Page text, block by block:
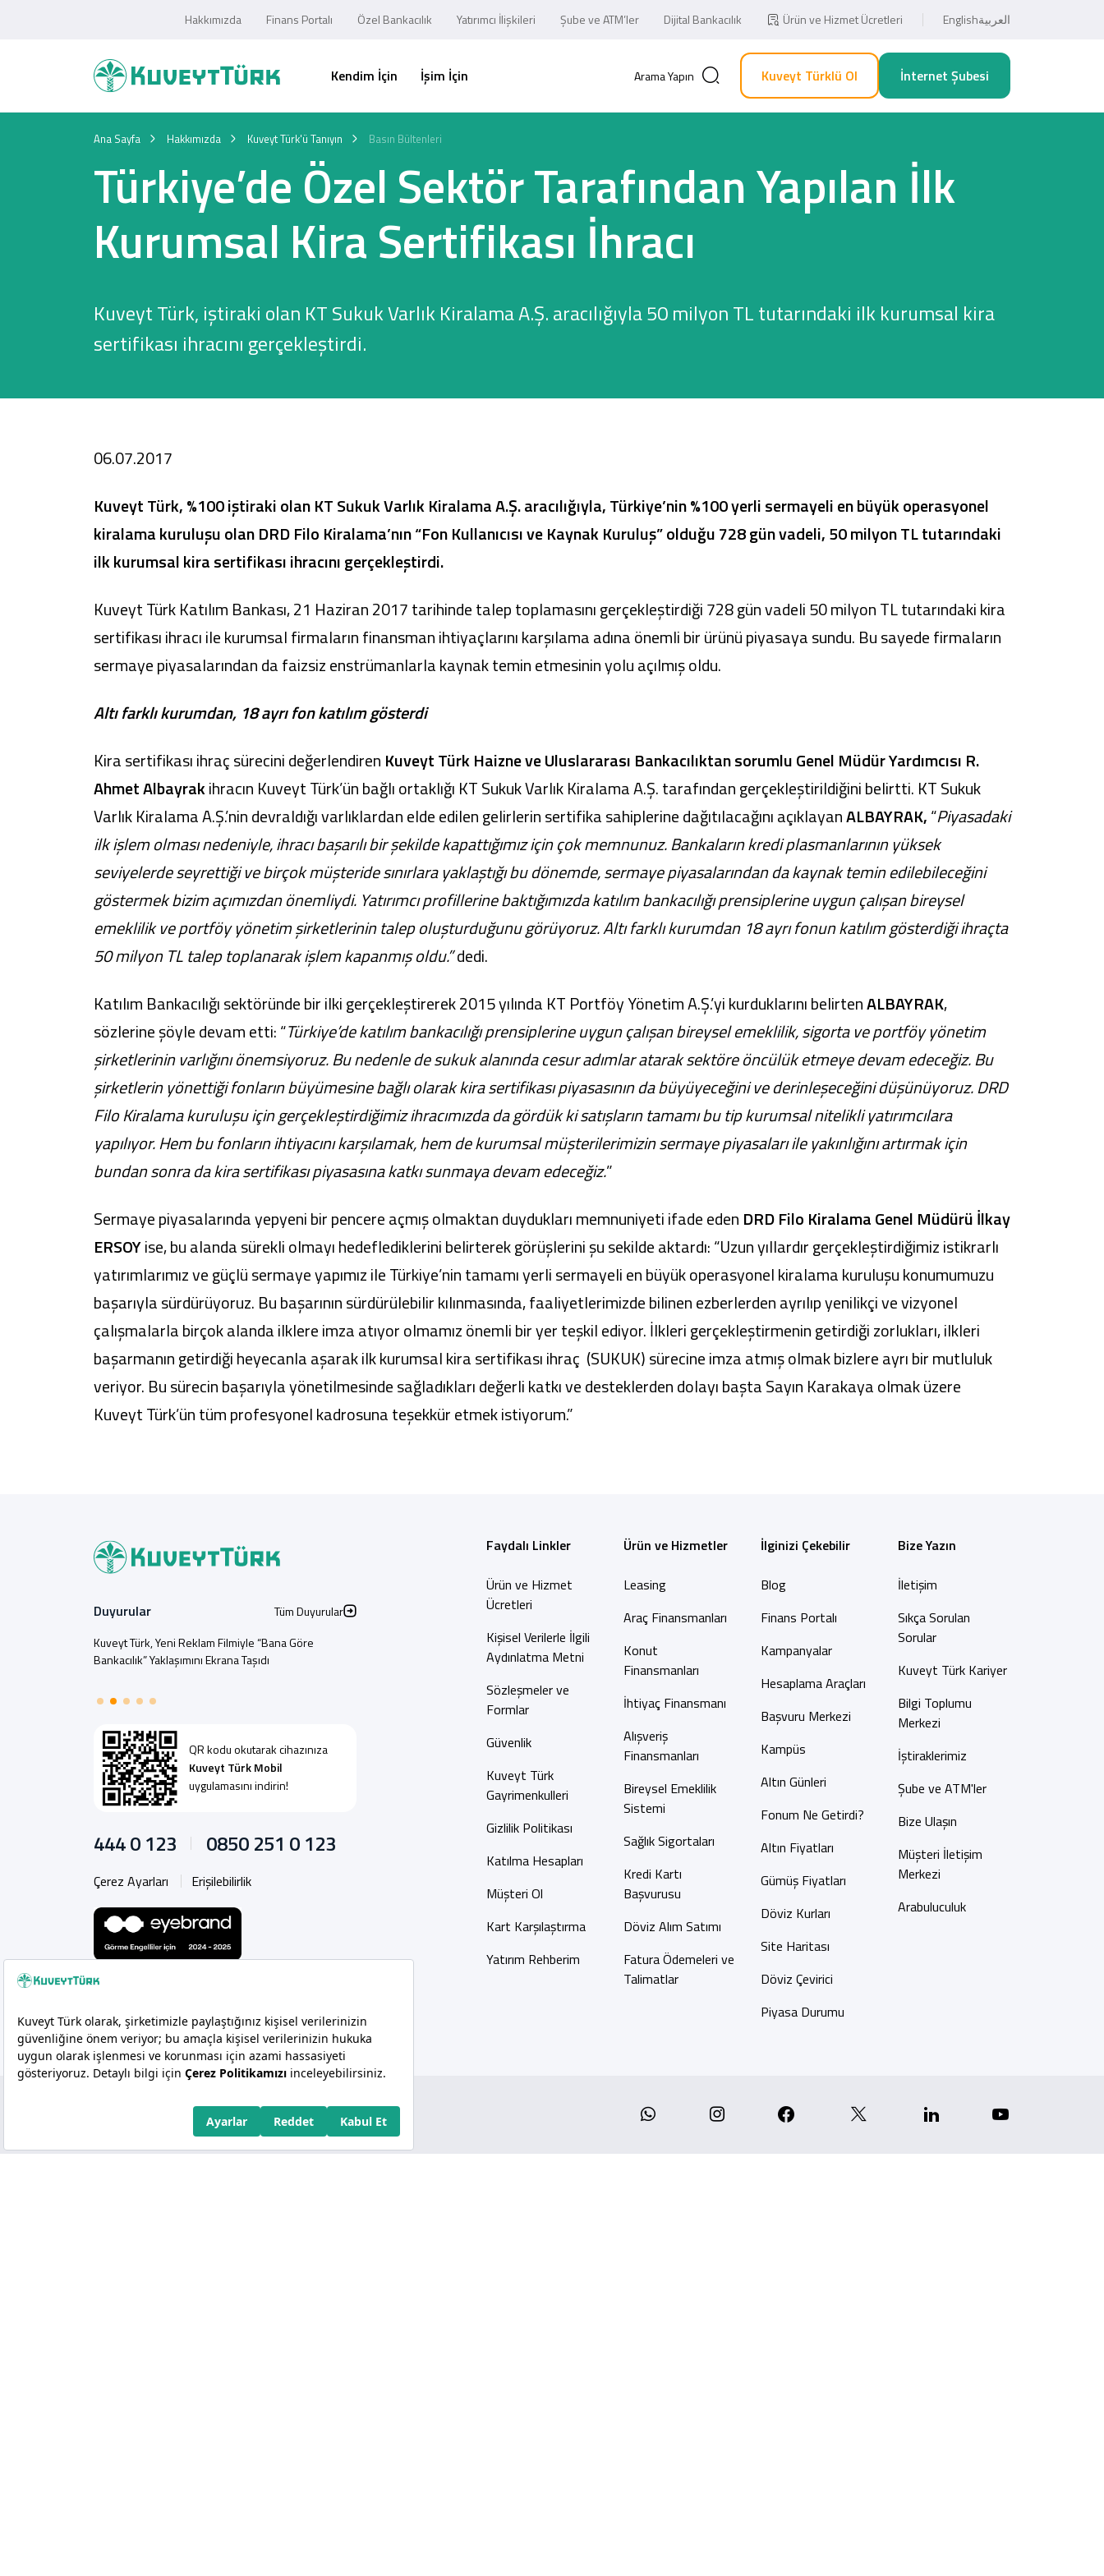
Hakkımızda Finans Portalı Özel Bankacılık Yatırımcı İlişkileri Şube ve ATM’ler Dijital Bankacılık Ürün ve Hizmet Ücretleri Englishالعربية
Kendim İçin İşim İçin Arama Yapın
Sağlam Kart
Konut Finansmanı
Yatırım Fonları
Leasing
Yatırım
Kuveyt Türklü Ol İnternet Şubesi
Ana Sayfa Hakkımızda Kuveyt Türk'ü Tanıyın Basın Bültenleri
Türkiye’de Özel Sektör Tarafından Yapılan İlk
Kurumsal Kira Sertifikası İhracı
Kuveyt Türk, iştiraki olan KT Sukuk Varlık Kiralama A.Ş. aracılığıyla 50 milyon TL tutarındaki ilk kurumsal kira
sertifikası ihracını gerçekleştirdi.
06.07.2017
Kuveyt Türk, %100 iştiraki olan KT Sukuk Varlık Kiralama A.Ş. aracılığıyla, Türkiye’nin %100 yerli sermayeli en büyük operasyonel
kiralama kuruluşu olan DRD Filo Kiralama’nın “Fon Kullanıcısı ve Kaynak Kuruluş” olduğu 728 gün vadeli, 50 milyon TL tutarındaki
ilk kurumsal kira sertifikası ihracını gerçekleştirdi.
Kuveyt Türk Katılım Bankası, 21 Haziran 2017 tarihinde talep toplamasını gerçekleştirdiği 728 gün vadeli 50 milyon TL tutarındaki kira
sertifikası ihracı ile kurumsal firmaların finansman ihtiyaçlarını karşılama adına önemli bir ürünü piyasaya sundu. Bu sayede firmaların
sermaye piyasalarından da faizsiz enstrümanlarla kaynak temin etmesinin yolu açılmış oldu.
Altı farklı kurumdan, 18 ayrı fon katılım gösterdi
Kira sertifikası ihraç sürecini değerlendiren Kuveyt Türk Haizne ve Uluslararası Bankacılıktan sorumlu Genel Müdür Yardımcısı R.
Ahmet Albayrakihracın Kuveyt Türk’ün bağlı ortaklığı KT Sukuk Varlık Kiralama A.Ş. tarafından gerçekleştirildiğini belirtti. KT Sukuk
Varlık Kiralama A.Ş.’nin devraldığı varlıklardan elde edilen gelirlerin sertifika sahiplerine dağıtılacağını açıklayanALBAYRAK,“Piyasadaki
ilk işlem olması nedeniyle, ihracı başarılı bir şekilde kapattığımız için çok memnunuz. Bankaların kredi plasmanlarının yüksek
seviyelerde seyrettiği ve birçok müşteride sınırlara yaklaştığı bu dönemde, sermaye piyasalarından da kaynak temin edilebileceğini
göstermek bizim açımızdan önemliydi. Yatırımcı profillerine baktığımızda katılım bankacılığı prensiplerine uygun çalışan bireysel
emeklilik ve portföy yönetim şirketlerinin talep oluşturduğunu görüyoruz. Altı farklı kurumdan 18 ayrı fonun katılım gösterdiği ihraçta
50 milyon TL talep toplanarak işlem kapanmış oldu.”dedi.
Katılım Bankacılığı sektöründe bir ilki gerçekleştirerek 2015 yılında KT Portföy Yönetim A.Ş.’yi kurduklarını belirtenALBAYRAK,
sözlerine şöyle devam etti: “Türkiye’de katılım bankacılığı prensiplerine uygun çalışan bireysel emeklilik, sigorta ve portföy yönetim
şirketlerinin varlığını önemsiyoruz. Bu nedenle de sukuk alanında cesur adımlar atarak sektöre öncülük etmeye devam edeceğiz. Bu
şirketlerin yönettiği fonların büyümesine bağlı olarak kira sertifikası piyasasının da büyüyeceğini ve derinleşeceğini düşünüyoruz. DRD
Filo Kiralama kuruluşu için gerçekleştirdiğimiz ihracımızda da gördük ki satışların tamamı bu tip kurumsal nitelikli yatırımcılara
yapılıyor. Hem bu fonların ihtiyacını karşılamak, hem de kurumsal müşterilerimizin sermaye piyasaları ile yakınlığını artırmak için
bundan sonra da kira sertifikası piyasasına katkı sunmaya devam edeceğiz.”
Sermaye piyasalarında yepyeni bir pencere açmış olmaktan duydukları memnuniyeti ifade eden DRD Filo Kiralama Genel Müdürü İlkay
ERSOYise, bu alanda sürekli olmayı hedeflediklerini belirterek görüşlerini şu sekilde aktardı: “Uzun yıllardır gerçekleştirdiğimiz istikrarlı
yatırımlarımız ve güçlü sermaye yapımız ile Türkiye’nin tamamı yerli sermayeli en büyük operasyonel kiralama kuruluşu konumumuzu
başarıyla sürdürüyoruz. Bu başarının sürdürülebilir kılınmasında, faaliyetlerimizde bilinen ezberlerden ayrılıp yenilikçi ve vizyonel
çalışmalarla birçok alanda ilklere imza atıyor olmamız önemli bir yer teşkil ediyor. İlkleri gerçekleştirmenin getirdiği zorlukları, ilkleri
başarmanın getirdiği heyecanla aşarak ilk kurumsal kira sertifikası ihraç (SUKUK) sürecine imza atmış olmak bizlere ayrı bir mutluluk
veriyor. Bu sürecin başarıyla yönetilmesinde sağladıkları değerli katkı ve desteklerden dolayı başta Sayın Karakaya olmak üzere
Kuveyt Türk’ün tüm profesyonel kadrosuna teşekkür etmek istiyorum.”
Faydalı Linkler
Ürün ve Hizmet
Ücretleri
Kişisel Verilerle İlgili
Aydınlatma Metni
Sözleşmeler ve
Formlar
Güvenlik
Kuveyt Türk
Gayrimenkulleri
Gizlilik Politikası
Katılma Hesapları
Müşteri Ol
Kart Karşılaştırma
Yatırım Rehberim
Ürün ve Hizmetler
Leasing
Araç Finansmanları
Konut
Finansmanları
İhtiyaç Finansmanı
Alışveriş
Finansmanları
Bireysel Emeklilik
Sistemi
Sağlık Sigortaları
Kredi Kartı
Başvurusu
Döviz Alım Satımı
Fatura Ödemeleri ve
Talimatlar
İlginizi Çekebilir
Blog
Finans Portalı
Kampanyalar
Hesaplama Araçları
Başvuru Merkezi
Kampüs
Altın Günleri
Fonum Ne Getirdi?
Altın Fiyatları
Gümüş Fiyatları
Döviz Kurları
Site Haritası
Döviz Çevirici
Piyasa Durumu
Bize Yazın
İletişim
Sıkça Sorulan
Sorular
Kuveyt Türk Kariyer
Bilgi Toplumu
Merkezi
İştiraklerimiz
Şube ve ATM'ler
Bize Ulaşın
Müşteri İletişim
Merkezi
Arabuluculuk
QR kodu okutarak cihazınıza
Kuveyt Türk Mobil
uygulamasını indirin!
Duyurular
Tüm Duyurular
Kuveyt Türk, Yeni Reklam Filmiyle “Bana Göre
Bankacılık” Yaklaşımını Ekrana Taşıdı
444 0 123 0850 251 0 123
Çerez Ayarları Erişilebilirlik
Whatsapp Instagram Facebook Linkedin
Copyright 2026 Kuveyt Türk Katılım Bankası A.Ş.